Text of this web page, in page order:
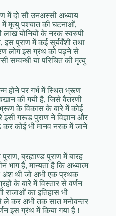
में दो सौ उनअस्सी अध्याय
में मृत्यु पश्चात की घटनाओं,
लाख योनियों के नरक स्वरुपी
इस पुराण में कई सूर्यवँशी तथा
लोग इस ग्रंथ को पढ़ने से
सम्वन्धी या परिचित की मृत्यु
होने पर गर्भ में स्थित भ्रूण
की गयी है, जिसे वैतरणी
के विकास के बारे में कोई
इसी गरूड पुराण ने विज्ञान और
कर कोई भी मानव नरक में जाने
ब्रह्माण्ड पुराण में बारह
भाग हैं, मान्यता है कि अध्यात्म
अंश थी जो अभी एक प्रथक
के बारे में विस्तार से वर्णन
राजाओं का इतिहास भी
ले कर अभी तक सात मनोवन्तर
इस ग्रंथ में किया गया है !